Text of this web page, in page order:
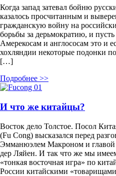
Когда запад затевал бойню
казалось просчитанным и
гражданскую войну на
борьбы за дерьмократию, и
Амерекосам и англососам это и
хохляндии некоторые подонки
[…]
Подробнее >>
И что же китайцы?
Восток дело Толстое. Посол
(Fu Cong) высказался перед
Эмманюэлем Макроном и
дер Ляйен. И так что же мы
«тонкая восточная игра» по
России китайскими